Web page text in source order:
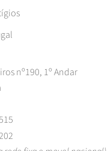
nº190, 1º Andar